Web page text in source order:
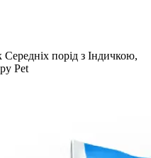
порід з Індичкою,
Pet